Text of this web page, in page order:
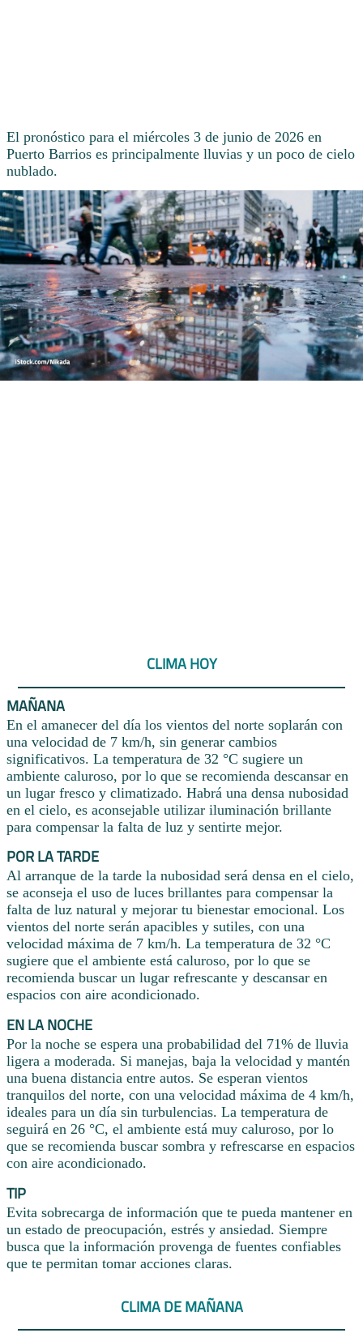
El pronóstico para el miércoles 3 de junio de 2026 en
Puerto Barrios es principalmente lluvias y un poco de cielo
nublado.
CLIMA HOY
MAÑANA
En el amanecer del día los vientos del norte soplarán con
una velocidad de 7 km/h, sin generar cambios
significativos. La temperatura de 32 °C sugiere un
ambiente caluroso, por lo que se recomienda descansar en
un lugar fresco y climatizado. Habrá una densa nubosidad
en el cielo, es aconsejable utilizar iluminación brillante
para compensar la falta de luz y sentirte mejor.
POR LA TARDE
Al arranque de la tarde la nubosidad será densa en el cielo,
se aconseja el uso de luces brillantes para compensar la
falta de luz natural y mejorar tu bienestar emocional. Los
vientos del norte serán apacibles y sutiles, con una
velocidad máxima de 7 km/h. La temperatura de 32 °C
sugiere que el ambiente está caluroso, por lo que se
recomienda buscar un lugar refrescante y descansar en
espacios con aire acondicionado.
EN LA NOCHE
Por la noche se espera una probabilidad del 71% de lluvia
ligera a moderada. Si manejas, baja la velocidad y mantén
una buena distancia entre autos. Se esperan vientos
tranquilos del norte, con una velocidad máxima de 4 km/h,
ideales para un día sin turbulencias. La temperatura de
seguirá en 26 °C, el ambiente está muy caluroso, por lo
que se recomienda buscar sombra y refrescarse en espacios
con aire acondicionado.
TIP
Evita sobrecarga de información que te pueda mantener en
un estado de preocupación, estrés y ansiedad. Siempre
busca que la información provenga de fuentes confiables
que te permitan tomar acciones claras.
CLIMA DE MAÑANA